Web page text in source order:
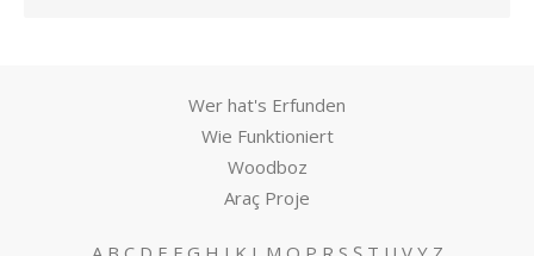
Wer hat's Erfunden
Wie Funktioniert
Woodboz
Araç Proje